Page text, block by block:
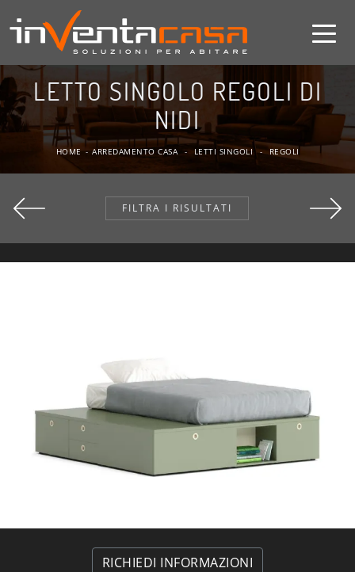
LETTO SINGOLO REGOLI DI
NIDI
HOME - ARREDAMENTO CASA - LETTI SINGOLI - REGOLI
FILTRA I RISULTATI
RICHIEDI INFORMAZIONI